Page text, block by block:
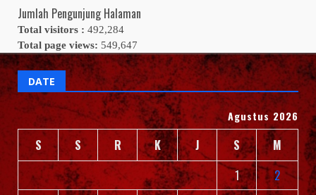
Jumlah Pengunjung Halaman
Total visitors : 492,284
Total page views: 549,647
DATE
Agustus 2026
S S R K J S
M
1
2